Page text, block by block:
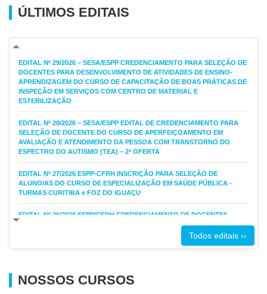
ÚLTIMOS EDITAIS
EDITAL Nº 29/2026 – SESA/ESPP CREDENCIAMENTO PARA SELEÇÃO DE
DOCENTES PARA DESENVOLVIMENTO DE ATIVIDADES DE ENSINO-
APRENDIZAGEM DO CURSO DE CAPACITAÇÃO DE BOAS PRÁTICAS DE
INSPEÇÃO EM SERVIÇOS COM CENTRO DE MATERIAL E
ESTERILIZAÇÃO
EDITAL Nº 28/2026 – SESA/ESPP EDITAL DE CREDENCIAMENTO PARA
SELEÇÃO DE DOCENTE DO CURSO DE APERFEIÇOAMENTO EM
AVALIAÇÃO E ATENDIMENTO DA PESSOA COM TRANSTORNO DO
ESPECTRO DO AUTISMO (TEA) – 2ª OFERTA
EDITAL Nº 27/2026 ESPP-CFRH INSCRIÇÃO PARA SELEÇÃO DE
ALUNO/AS DO CURSO DE ESPECIALIZAÇÃO EM SAÚDE PÚBLICA -
TURMAS CURITIBA e FOZ DO IGUAÇU
EDITAL Nº 26/2026 ESPP/CFRH CREDENCIAMENTO DE DOCENTES,
ORIENTADORAS/ES DE TRABALHO DE CONCLUSÃO DE CURSO E
COORDENAÇÃO LOCAL DO CURSO DE ESPECIALIZAÇÃO EM SAÚDE
PÚBLICA - TURMAS DE CURITIBA E FOZ DO IGUAÇU
APERFEIÇOAMENTO EM AVALIAÇÃO E ATENDIMENTO DA PESSOA
COM TRANSTORNO DO ESPECTRO DO AUTISMO (TEA)
Todos editais ››
NOSSOS CURSOS